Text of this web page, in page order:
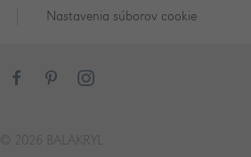
Nastavenia súborov cookie
© 2026 BALAKRYL